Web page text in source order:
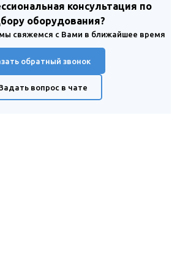
консультация по
оборудования?
мы свяжемся с Вами в ближайшее время
обратный звонок
вопрос в чате